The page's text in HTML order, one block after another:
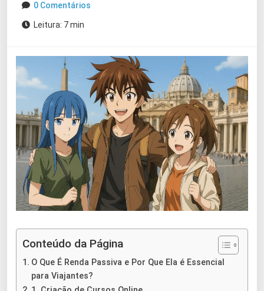
0 Comentários
Leitura: 7 min
Conteúdo da Página
O Que É Renda Passiva e Por Que Ela é Essencial
para Viajantes?